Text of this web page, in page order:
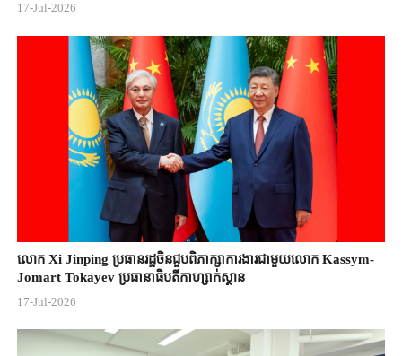
17-Jul-2026
លោក Xi Jinping ប្រធានរដ្ឋចិន​ជួបពិភាក្សា​ការងារជាមួយ​លោក Kassym-
Jomart ​Tokayev ​ប្រធានាធិបតី​កាហ្សាក់ស្ថាន​
17-Jul-2026